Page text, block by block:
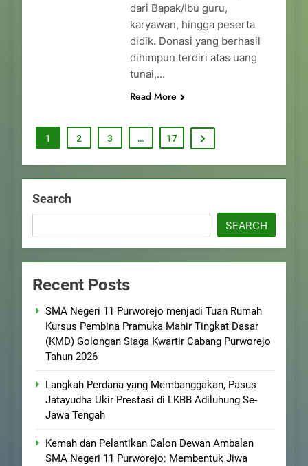
dari Bapak/Ibu guru,
karyawan, hingga peserta
didik. Donasi yang berhasil
dihimpun terdiri atas uang
tunai,…
Read More
1 2 3 … 17
Search
SEARCH
Recent Posts
SMA Negeri 11 Purworejo menjadi Tuan Rumah
Kursus Pembina Pramuka Mahir Tingkat Dasar
(KMD) Golongan Siaga Kwartir Cabang Purworejo
Tahun 2026
Langkah Perdana yang Membanggakan, Pasus
Jatayudha Ukir Prestasi di LKBB Adiluhung Se-
Jawa Tengah
Kemah dan Pelantikan Calon Dewan Ambalan
SMA Negeri 11 Purworejo: Membentuk Jiwa